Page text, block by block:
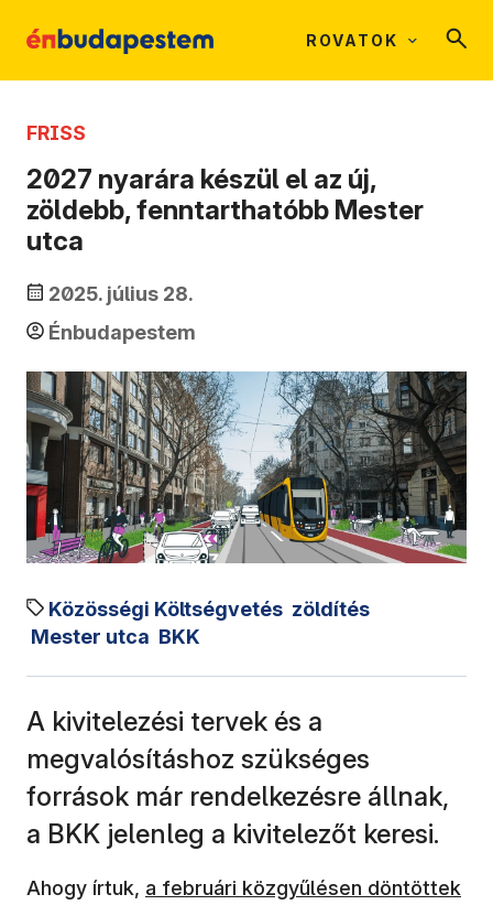
ROVATOK
FRISS
2027 nyarára készül el az új,
zöldebb, fenntarthatóbb Mester
utca
2025. július 28.
Énbudapestem
Közösségi Költségvetés zöldítés
Mester utca BKK
A kivitelezési tervek és a
megvalósításhoz szükséges
források már rendelkezésre állnak,
a BKK jelenleg a kivitelezőt keresi.
Ahogy írtuk, a februári közgyűlésen döntöttek